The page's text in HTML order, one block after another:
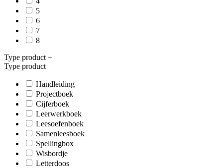
5
6
7
8
Type product +
Type product
Handleiding
Projectboek
Cijferboek
Leerwerkboek
Leesoefenboek
Samenleesboek
Spellingbox
Wisbordje
Letterdoos